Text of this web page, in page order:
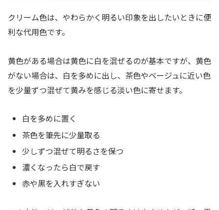
クリーム色は、やわらかく明るい印象を出したいときに便
利な代用色です。
黄色がある場合は黄色に白を混ぜるのが基本ですが、黄色
がない場合は、白を多めに出し、茶色やベージュに近い色
を少量ずつ混ぜて黄みを感じる淡い色に寄せます。
白を多めに置く
茶色を筆先に少量取る
少しずつ混ぜて明るさを保つ
濃くなったら白で戻す
赤や黒を入れすぎない